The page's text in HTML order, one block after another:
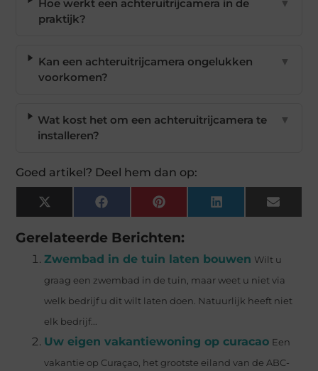
Hoe werkt een achteruitrijcamera in de
praktijk?
▼
Kan een achteruitrijcamera ongelukken
voorkomen?
▼
Wat kost het om een achteruitrijcamera te
installeren?
▼
Goed artikel? Deel hem dan op:
X
(Twitter)
FacebookPinterest LinkedIn Email
Gerelateerde Berichten:
Zwembad in de tuin laten bouwen Wilt u
graag een zwembad in de tuin, maar weet u niet via
welk bedrijf u dit wilt laten doen. Natuurlijk heeft niet
elk bedrijf...
Uw eigen vakantiewoning op curacao Een
vakantie op Curaçao, het grootste eiland van de ABC-